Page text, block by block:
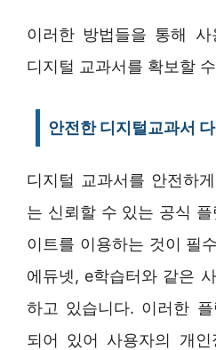
이러한 방법들을 통해
디지털 교과서를 확보할
안전한 디지털교과서
디지털 교과서를 안전하
는 신뢰할 수 있는 공식
이트를 이용하는 것이 필
에듀넷, e학습터와 같은
하고 있습니다. 이러한
되어 있어 사용자의 개